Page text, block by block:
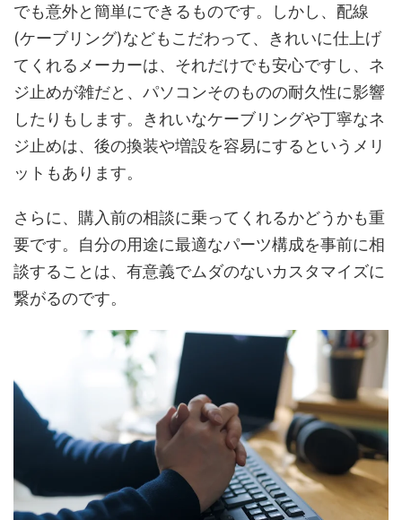
でも意外と簡単にできるものです。しかし、配線
(ケーブリング)などもこだわって、きれいに仕上げ
てくれるメーカーは、それだけでも安心ですし、ネ
ジ止めが雑だと、パソコンそのものの耐久性に影響
したりもします。きれいなケーブリングや丁寧なネ
ジ止めは、後の換装や増設を容易にするというメリ
ットもあります。
さらに、購入前の相談に乗ってくれるかどうかも重
要です。自分の用途に最適なパーツ構成を事前に相
談することは、有意義でムダのないカスタマイズに
繋がるのです。